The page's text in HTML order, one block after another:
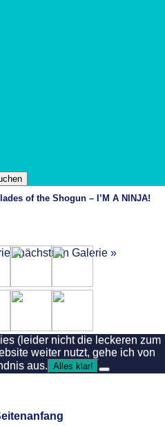
of the Shogun – I’M A NINJA!
nächste in Galerie »
(leider nicht die leckeren zum
weiter nutzt, gehe ich von
aus. Alles klar!